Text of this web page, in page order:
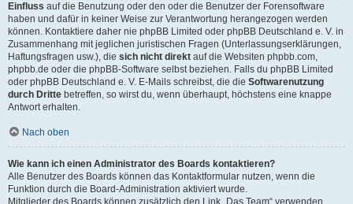
Einfluss auf die Benutzung oder den oder die Benutzer der Forensoftware
haben und dafür in keiner Weise zur Verantwortung herangezogen werden
können. Kontaktiere daher nie phpBB Limited oder phpBB Deutschland e. V. in
Zusammenhang mit jeglichen juristischen Fragen (Unterlassungserklärungen,
Haftungsfragen usw.), die sich nicht direkt auf die Websiten phpbb.com,
phpbb.de oder die phpBB-Software selbst beziehen. Falls du phpBB Limited
oder phpBB Deutschland e. V. E-Mails schreibst, die die Softwarenutzung
durch Dritte betreffen, so wirst du, wenn überhaupt, höchstens eine knappe
Antwort erhalten.
Nach oben
Wie kann ich einen Administrator des Boards kontaktieren?
Alle Benutzer des Boards können das Kontaktformular nutzen, wenn die
Funktion durch die Board-Administration aktiviert wurde.
Mitglieder des Boards können zusätzlich den Link „Das Team“ verwenden.